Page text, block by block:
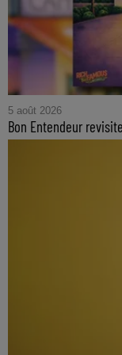
5 août 2026
Bon Entendeur